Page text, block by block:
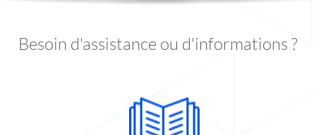
Besoin d'assistance ou d'informations ?